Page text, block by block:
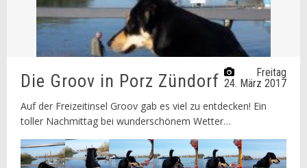
Freitag
24. März 2017
Die Groov in Porz Zündorf
Auf der Freizeitinsel Groov gab es viel zu entdecken! Ein
toller Nachmittag bei wunderschönem Wetter…